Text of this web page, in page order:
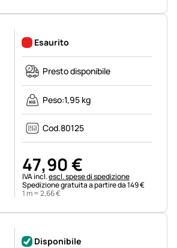
Esaurito
Presto disponibile
Peso:1,95 kg
Cod.80125
47,90€
Informazioni fiscali:
IVA incl.escl. spese di spedizione
Spedizione gratuita a partire da 149 €
1 m =2,66€
Disponibile